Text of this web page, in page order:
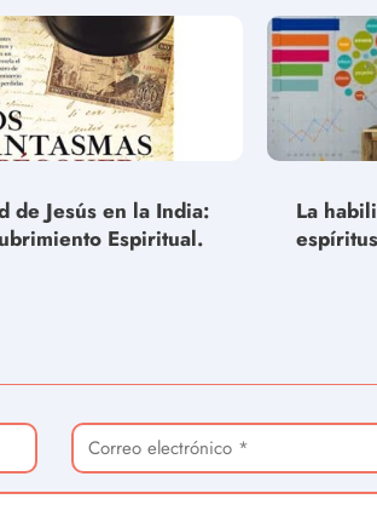
de Jesús en la India:
Espiritual.
La